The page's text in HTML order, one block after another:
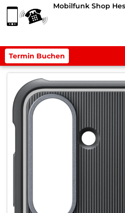
Mobilfunk Shop
Termin Buchen